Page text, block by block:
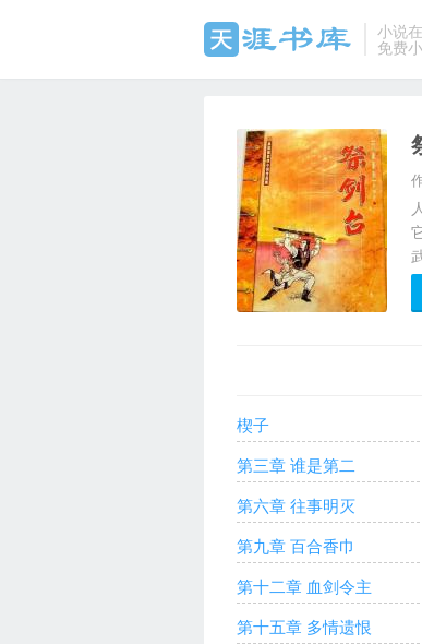
小说
免费
楔子
第三章 谁是第二
第六章 往事明灭
第九章 百合香巾
第十二章 血剑令主
第十五章 多情遗恨